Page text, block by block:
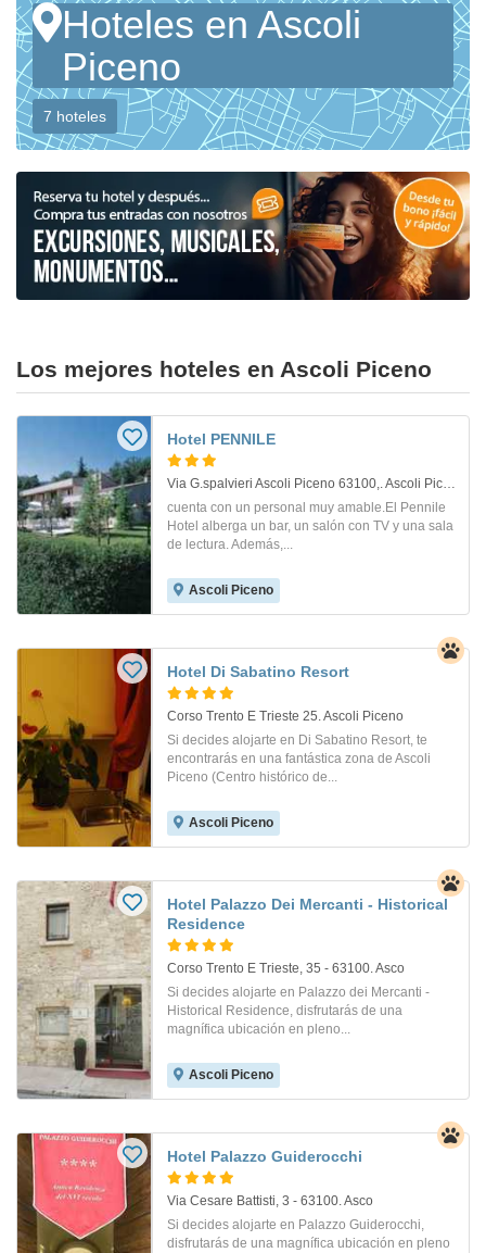
Hoteles en Ascoli
Piceno
7 hoteles
Los mejores hoteles en Ascoli Piceno
Hotel PENNILE
Via G.spalvieri Ascoli Piceno 63100,. Ascoli Piceno
cuenta con un personal muy amable.El Pennile
Hotel alberga un bar, un salón con TV y una sala
de lectura. Además,...
Ascoli Piceno
Hotel Di Sabatino Resort
Corso Trento E Trieste 25. Ascoli Piceno
Si decides alojarte en Di Sabatino Resort, te
encontrarás en una fantástica zona de Ascoli
Piceno (Centro histórico de...
Ascoli Piceno
Hotel Palazzo Dei Mercanti - Historical
Residence
Corso Trento E Trieste, 35 - 63100. Asco
Si decides alojarte en Palazzo dei Mercanti -
Historical Residence, disfrutarás de una
magnífica ubicación en pleno...
Ascoli Piceno
Hotel Palazzo Guiderocchi
Via Cesare Battisti, 3 - 63100. Asco
Si decides alojarte en Palazzo Guiderocchi,
disfrutarás de una magnífica ubicación en pleno